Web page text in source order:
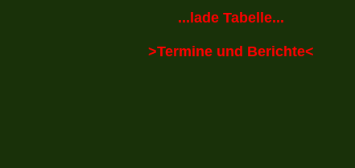
...lade Tabelle...
>Termine und Berichte<